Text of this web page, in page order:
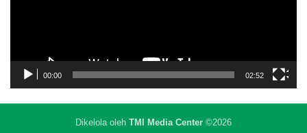
00:00 02:52
Dikelola oleh TMI Media Center ©2026